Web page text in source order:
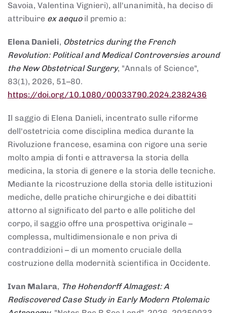
Savoia, Valentina Vignieri), all'unanimità, ha deciso di
attribuire ex aequoil premio a:
Elena Danieli, Obstetrics during the French
Revolution: Political and Medical Controversies around
the New Obstetrical Surgery, "Annals of Science",
83(1), 2026, 51–80.
https://doi.org/10.1080/00033790.2024.2382436
Il saggio di Elena Danieli, incentrato sulle riforme
dell'ostetricia come disciplina medica durante la
Rivoluzione francese, esamina con rigore una serie
molto ampia di fonti e attraversa la storia della
medicina, la storia di genere e la storia delle tecniche.
Mediante la ricostruzione della storia delle istituzioni
mediche, delle pratiche chirurgiche e dei dibattiti
attorno al significato del parto e alle politiche del
corpo, il saggio offre una prospettiva originale –
complessa, multidimensionale e non priva di
contraddizioni – di un momento cruciale della
costruzione della modernità scientifica in Occidente.
Ivan Malara, The Hohendorff Almagest: A
Rediscovered Case Study in Early Modern Ptolemaic